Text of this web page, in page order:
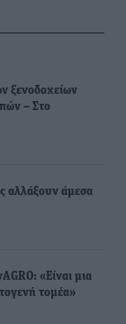
ξενοδοχείων
– Στο
αλλάξουν άμεσα
«Είναι μια
τομέα»